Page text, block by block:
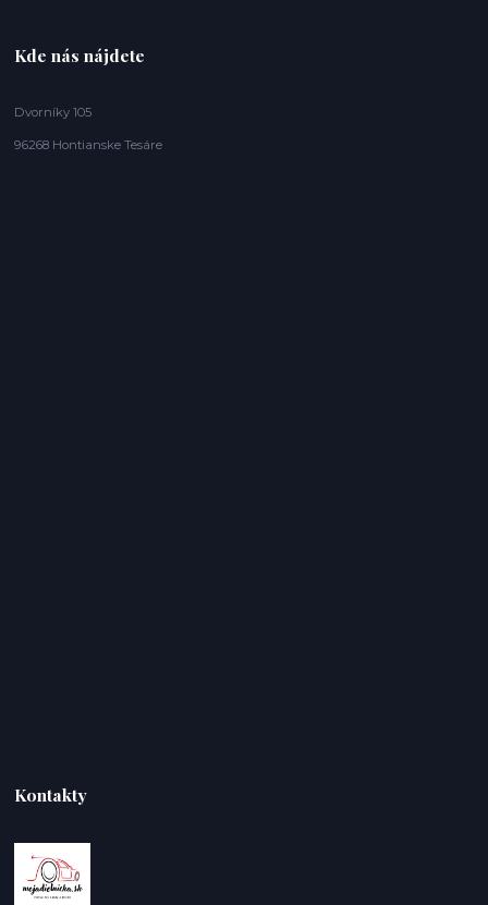
Kde nás nájdete
Dvorníky 105
96268 Hontianske Tesáre
Kontakty